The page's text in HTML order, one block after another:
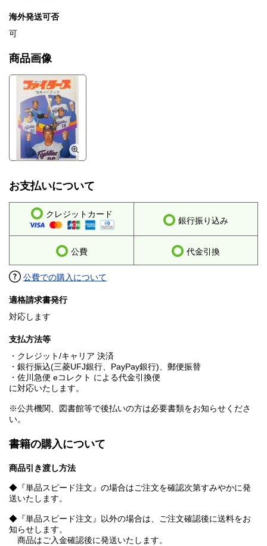
海外発送可否
可
商品画像
お支払いについて
クレジットカード
銀行振り込み
公費 代金引換
公費での購入について
適格請求書発行
対応します
支払方法等
・クレジット/キャリア 決済
・銀行振込(三菱UFJ銀行、PayPay銀行)、郵便振替
・佐川急便 eコレクト による代金引換便
に対応いたします。
※公共機関、図書館等で後払いの方は必要書類をお知らせくださ
い。
書籍の購入について
商品引き渡し方法
◆『単品スピード注文』の場合はご注文を確認次第すみやかに発
送いたします。
◆『単品スピード注文』以外の場合は、ご注文確認後に送料をお
知らせします。
商品はご入金確認後に発送いたします。